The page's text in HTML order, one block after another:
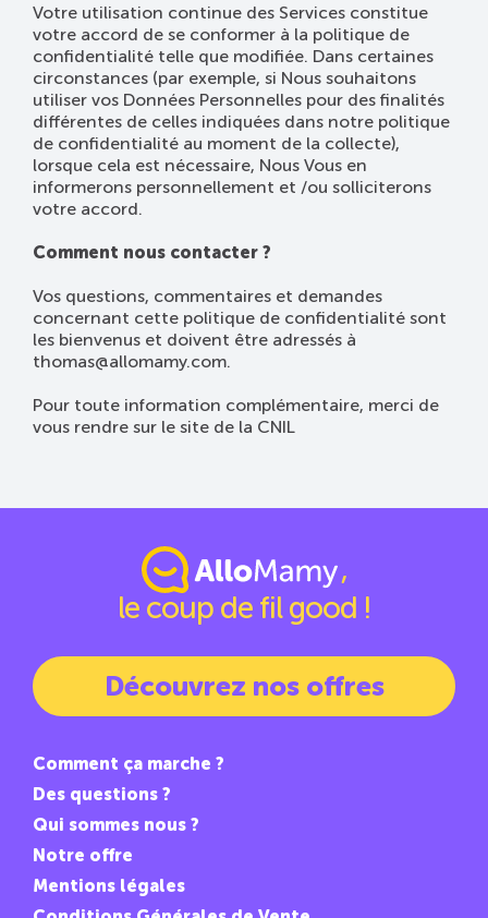
Votre utilisation continue des Services constitue
votre accord de se conformer à la politique de
confidentialité telle que modifiée. Dans certaines
circonstances (par exemple, si Nous souhaitons
utiliser vos Données Personnelles pour des finalités
différentes de celles indiquées dans notre politique
de confidentialité au moment de la collecte),
lorsque cela est nécessaire, Nous Vous en
informerons personnellement et /ou solliciterons
votre accord.
Comment nous contacter ?
Vos questions, commentaires et demandes
concernant cette politique de confidentialité sont
les bienvenus et doivent être adressés à
thomas@allomamy.com.
Pour toute information complémentaire, merci de
vous rendre sur le site de la CNIL
,
le coup de fil good !
Découvrez nos offres
Comment ça marche ?
Des questions ?
Qui sommes nous ?
Notre offre
Mentions légales